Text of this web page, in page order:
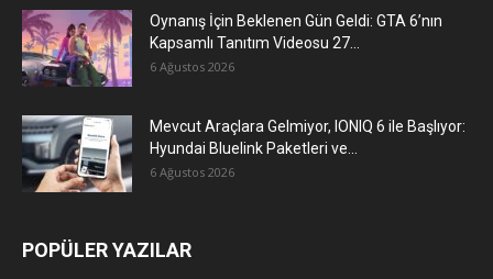
Oynanış İçin Beklenen Gün Geldi: GTA 6’nın
Kapsamlı Tanıtım Videosu 27...
6 Ağustos 2026
Mevcut Araçlara Gelmiyor, IONIQ 6 ile Başlıyor:
Hyundai Bluelink Paketleri ve...
6 Ağustos 2026
POPÜLER YAZILAR